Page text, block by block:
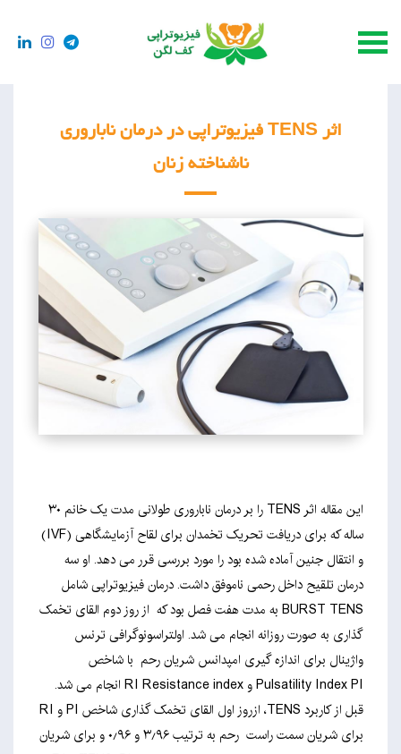
اثر TENS فیزیوتراپی در درمان ناباروری
ناشناخته زنان
این مقاله اثر TENS را بر درمان ناباروری طولانی مدت یک خانم ۳۰
ساله که برای دریافت تحریک تخمدان برای لقاح آزمایشگاهی (IVF)
و انتقال جنین آماده شده بود را مورد بررسی قرر می دهد. او سه
درمان تلقیح داخل رحمی ناموفق داشت. درمان فیزیوتراپی شامل
BURST TENS به مدت هفت فصل بود که از روز دوم القای تخمک
گذاری به صورت روزانه انجام می شد. اولتراسونوگرافی ترنس
واژینال برای اندازه گیری امپدانس شریان رحم با شاخص
Pulsatility Index PI و RI Resistance index انجام می شد.
قبل از کاربرد TENS، ازروز اول القای تخمک گذاری شاخص PI و RI
برای شریان سمت راست رحم به ترتیب ۳٫۹۶ و ۰٫۹۶ و برای شریان